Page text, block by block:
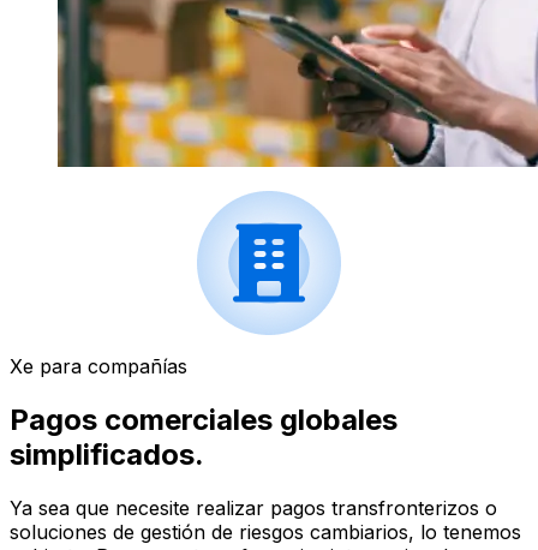
Xe para compañías
Pagos comerciales globales
simplificados.
Ya sea que necesite realizar pagos transfronterizos o
soluciones de gestión de riesgos cambiarios, lo tenemos